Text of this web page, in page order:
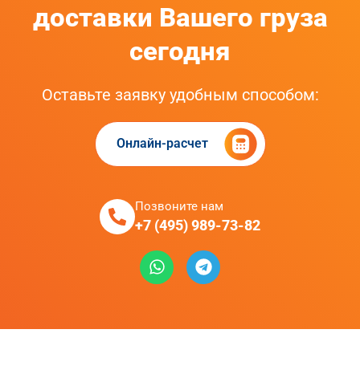
доставки Вашего груза
сегодня
Оставьте заявку удобным способом:
Онлайн-расчет
Позвоните нам
+7 (495) 989-73-82